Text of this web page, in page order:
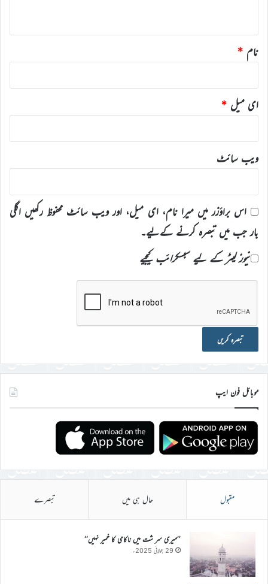
نام *
ای میل *
ویب‌ سائٹ
اس براؤزر میں میرا نام، ای میل، اور ویب سائٹ محفوظ رکھیں اگلی
بار جب میں تبصرہ کرنے کےلیے۔
نیوز لیٹر کے لیے سبسکرائب کیجیے
موبائل فون ایپ
مقبول حال ہی میں تبصرے
’’میری سر شت میں ناکامی کا خمیر نہیں‘‘
29 جولائی 2025ء